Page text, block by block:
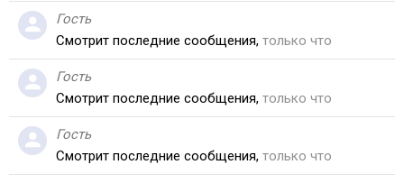
Гость
Смотрит последние сообщения, только что
Гость
Смотрит последние сообщения, только что
Гость
Смотрит последние сообщения, только что